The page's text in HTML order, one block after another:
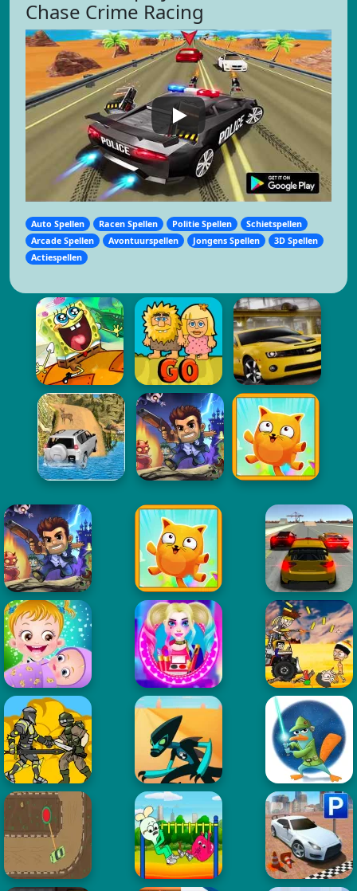
Chase Crime Racing
Auto Spellen Racen Spellen Politie Spellen
Schietspellen
Arcade Spellen
Avontuurspellen Jongens Spellen
3D Spellen
Actiespellen